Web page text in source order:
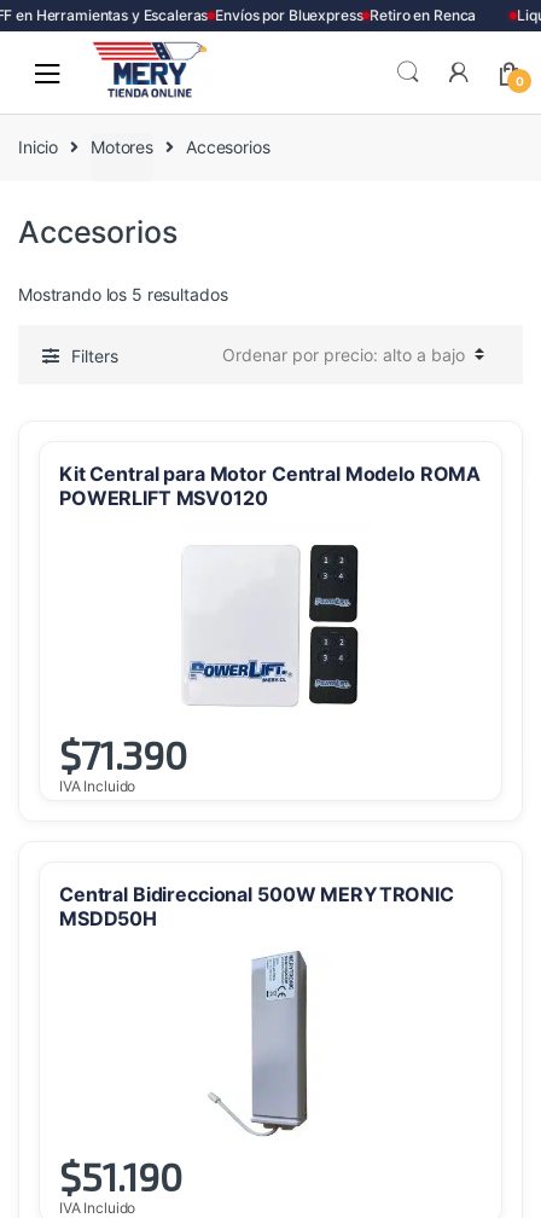
en Herramientas y Escaleras Envíos por Bluexpress Retiro en Renca
0
Inicio Motores Accesorios
Accesorios
Mostrando los 5 resultadosOrdenado
precio:
Filters
Kit Central para Motor Central Modelo ROMA
POWERLIFT MSV0120
$71.390
IVA Incluido
Central Bidireccional 500W MERYTRONIC
MSDD50H
$51.190
IVA Incluido